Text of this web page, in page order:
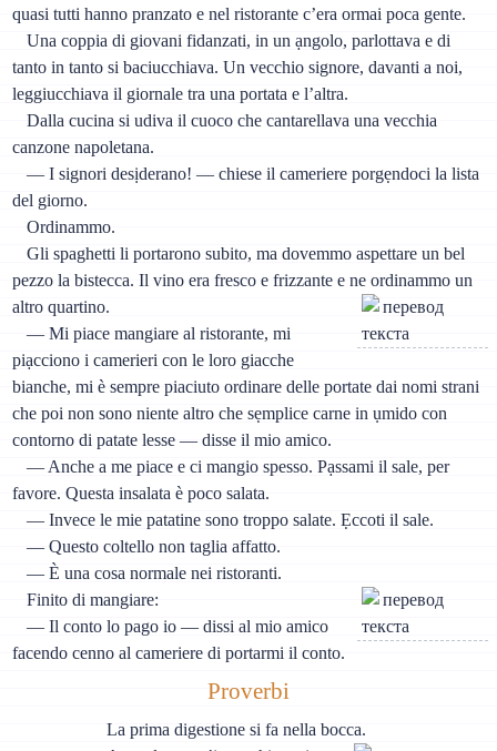
quasi tutti hanno pranzato e nel ristorante c’era ormai poca gente.
Una coppia di giovani fidanzati, in un ạngolo, parlottava e di
tanto in tanto si baciucchiava. Un vecchio signore, davanti a noi,
leggiucchiava il giornale tra una portata e l’altra.
Dalla cucina si udiva il cuoco che cantarellava una vecchia
canzone napoletana.
— I signori desịderano! — chiese il cameriere porgẹndoci la lista
del giorno.
Ordinammo.
Gli spaghetti li portarono subito, ma dovemmo aspettare un bel
pezzo la bistecca. Il vino era fresco e frizzante e ne ordinammo un
altro quartino.
— Mi piace mangiare al ristorante, mi
piạcciono i camerieri con le loro giacche
bianche, mi è sempre piaciuto ordinare delle portate dai nomi strani
che poi non sono niente altro che sẹmplice carne in ụmido con
contorno di patate lesse — disse il mio amico.
— Anche a me piace e ci mangio spesso. Pạssami il sale, per
favore. Questa insalata è poco salata.
— Invece le mie patatine sono troppo salate. Ẹccoti il sale.
— Questo coltello non taglia affatto.
— È una cosa normale nei ristoranti.
Finito di mangiare:
— Il conto lo pago io — dissi al mio amico
facendo cenno al cameriere di portarmi il conto.
Proverbi
La prima digestione si fa nella bocca.